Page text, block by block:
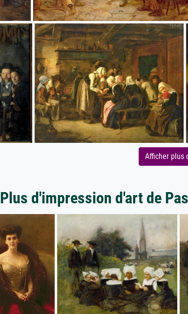
Afficher plus
Plus d'impression d'art de